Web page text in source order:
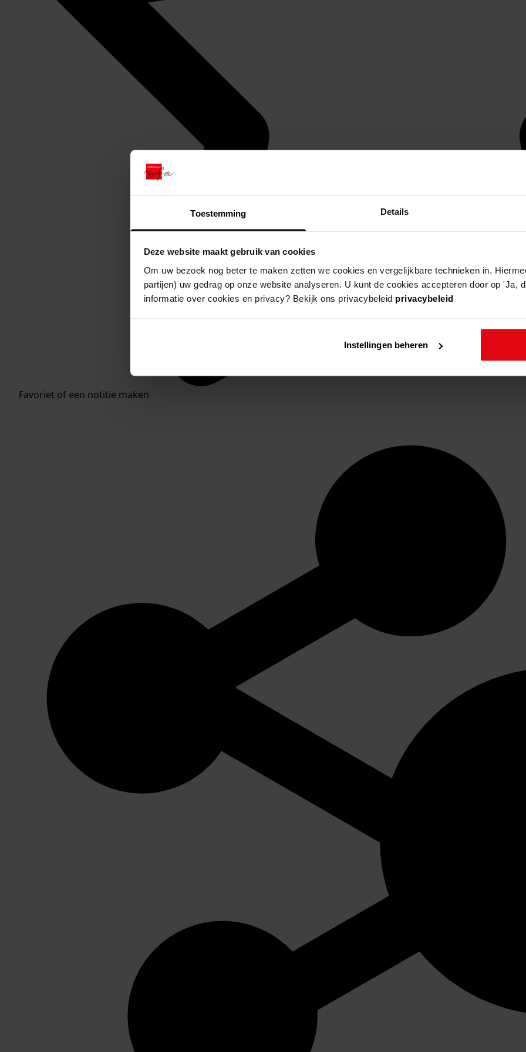
Toestemming Details
Deze website maakt gebruik van cookies
Om uw bezoek nog beter te maken zetten we cookies en vergelijkbare technieken in.
partijen) uw gedrag op onze website analyseren. U kunt de cookies accepteren door op 'Ja,
informatie over cookies en privacy? Bekijk ons privacybeleid privacybeleid
Instellingen beheren
Favoriet of een notitie maken